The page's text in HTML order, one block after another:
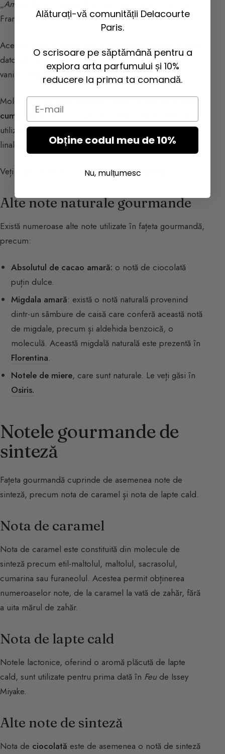
„Amsterdamer
Franța și Statele Unite).
Această materie primă este o adevărată fraganță în sine,
datorită numeroaselor sale fațete de lemn, balsam,
vanilie, migdale, fistic, tutun, fân etc.
Molecula principală a acestei materii prime se numește
cumarina , a cărei sinteză a fost elaborată în 1868 (a fost
utilizată pentru prima dată înJicky, de Guerlain, cu
linalolul și etilvanilina).
Veți regăsi nota de boabe de tonka înVahina
Alte note naturale gourmande
Există numeroase alte note utilizate în fațeta gourmandă,
precum:
Absolutul de cacao amară: o notă de ciocolată
puțin dulce.
Migdala amară: există o notă naturală provenind
dintr-un sâmbure de caisă care conferă această notă
de migdale, precum și aldehida benzoică, o
moleculă. Această migdală naturală este prezentă în
Florentina.
Notele de miere, care sunt naturale. Le veți găsi în
Osiris.
Notele gourmande de
sinteză
Fațeta gourmandă cuprinde de asemenea note de
sinteză, precum nota de caramel și nota de lapte cald.
Nota de caramel
Nota de caramel este constituită din molecule de
sinteză precum etil-maltolul, maltolul, sacrasolul,
cumarina sau furaneolul. Acestea permit obținerea
numeroaselor note, de la caramel la vată de zahăr, fără
a uita mărul de zahăr.
Nota de lapte cald
Notele lactonice, oferind o aromă plăcută de lapte
cald, sunt utilizate pentru prima dată în Feu de Issey
Miyake.
Alte note de sinteză
Nota de ciocolată este de asemenea o notă de sinteză
Alăturați-vă comunității Delacourte
Paris.
O scrisoare pe săptămână pentru a
explora arta parfumului și 10%
reducere la prima ta comandă.
Email
Obține codul meu de 10%
Nu, mulțumesc